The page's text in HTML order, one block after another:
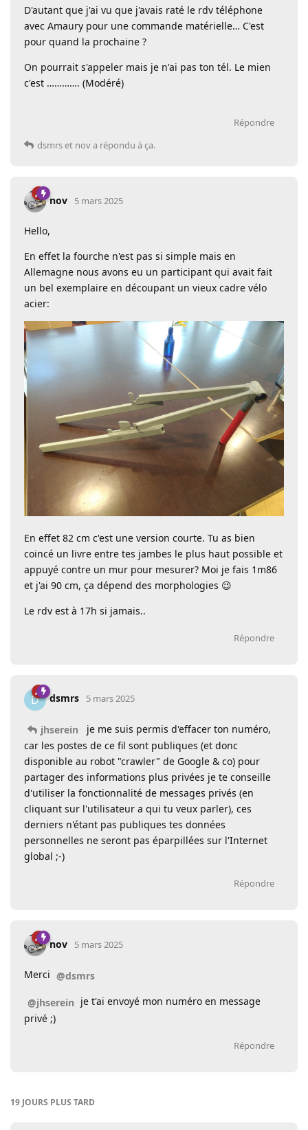
D'autant que j'ai vu que j'avais raté le rdv téléphone
avec Amaury pour une commande matérielle… C'est
pour quand la prochaine ?
On pourrait s'appeler mais je n'ai pas ton tél. Le mien
c'est …………. (Modéré)
Répondre
dsmrset nova répondu à ça.
nov 5 mars 2025
Hello,
En effet la fourche n'est pas si simple mais en
Allemagne nous avons eu un participant qui avait fait
un bel exemplaire en découpant un vieux cadre vélo
acier:
En effet 82 cm c'est une version courte. Tu as bien
coincé un livre entre tes jambes le plus haut possible et
appuyé contre un mur pour mesurer? Moi je fais 1m86
et j'ai 90 cm, ça dépend des morphologies 😉
Le rdv est à 17h si jamais..
Répondre
D dsmrs 5 mars 2025
jhserein
je me suis permis d'effacer ton numéro,
car les postes de ce fil sont publiques (et donc
disponible au robot "crawler" de Google & co) pour
partager des informations plus privées je te conseille
d'utiliser la fonctionnalité de messages privés (en
cliquant sur l'utilisateur a qui tu veux parler), ces
derniers n'étant pas publiques tes données
personnelles ne seront pas éparpillées sur l'Internet
global ;-)
Répondre
nov 5 mars 2025
Merci @dsmrs
@jhserein je t'ai envoyé mon numéro en message
privé ;)
Répondre
19 JOURS PLUS TARD